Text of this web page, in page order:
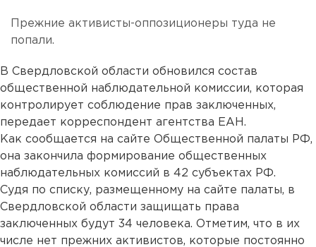
Прежние активисты-оппозиционеры туда не
попали.
В Свердловской области обновился состав
общественной наблюдательной комиссии, которая
контролирует соблюдение прав заключенных,
передает корреспондент агентства ЕАН.
Как сообщается на сайте Общественной палаты РФ,
она закончила формирование общественных
наблюдательных комиссий в 42 субъектах РФ.
Судя по списку, размещенному на сайте палаты, в
Свердловской области защищать права
заключенных будут 34 человека. Отметим, что в их
числе нет прежних активистов, которые постоянно